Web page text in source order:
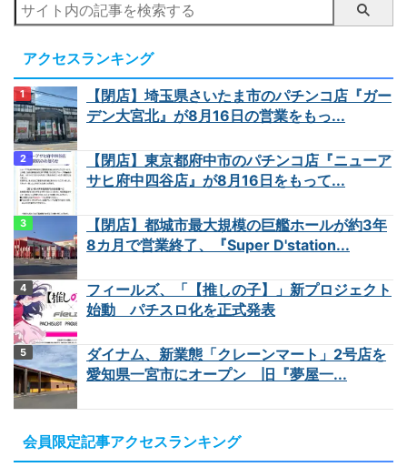
アクセスランキング
【閉店】埼玉県さいたま市のパチンコ店『ガー
デン大宮北』が8月16日の営業をもっ...
【閉店】東京都府中市のパチンコ店『ニューア
サヒ府中四谷店』が8月16日をもって...
【閉店】都城市最大規模の巨艦ホールが約3年
8カ月で営業終了、『Super D'station...
フィールズ、「【推しの子】」新プロジェクト
始動 パチスロ化を正式発表
ダイナム、新業態「クレーンマート」2号店を
愛知県一宮市にオープン 旧『夢屋一...
会員限定記事アクセスランキング